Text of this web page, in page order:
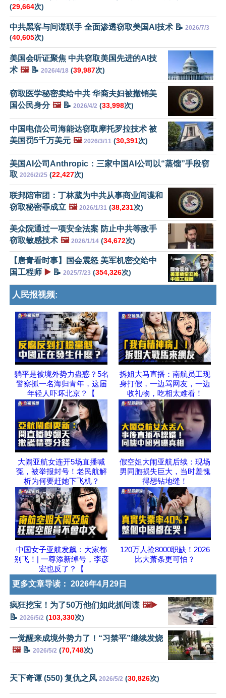
(29,664次)
中共黑客与间谍联手 全面渗透窃取美国AI技术 📝 2026/7/3
(40,605次)
美国会听证聚焦 中共窃取美国先进的AI技
术 🖼️📝 2026/4/18 (39,987次)
窃取医学秘密卖给中共 华裔夫妇被撤销美
国公民身分 🖼️📝 2026/4/2 (33,998次)
中国电信公司海能达窃取摩托罗拉技术 被
美国罚5千万美元 🖼️ 2026/3/11 (30,391次)
美国AI公司Anthropic：三家中国AI公司以“蒸馏”手段窃
取 2026/2/25 (22,427次)
联邦陪审团：丁林葳为中共从事商业间谍和
窃取秘密罪成立 🖼️ 2026/1/31 (38,231次)
美众院通过一项安全法案 防止中共等敌手
窃取敏感技术 🖼️ 2026/1/14 (34,672次)
【唐青看时事】国会震怒 美军机密交给中
国工程师 ▶️ 📝 2025/7/23 (354,326次)
人民报视频:
躺平是被境外势力蛊惑？5名
警察抓一名海归青年，这届
年轻人吓坏北京？【
拆姐大马直播：南航员工现
身打假，一边骂网友，一边
收礼物，吃相太难看！
大闹亚航女连开5场直播喊
冤，被举报封号！老民航解
析为何要赶她下飞机？
假空姐大闹亚航后续：现场
男同胞损失巨大，当时羞愧
得想钻地缝！
中国女子亚航发飙：大家都
别飞！| 一尊添新绰号，李彦
宏也反了？【
120万人抢8000职缺！2026
比大萧条更可怕？
更多文章导读： 2026年4月29日
疯狂挖宝！为了50万他们如此抓间谍 🖼️▶️
📝 2026/5/2 (103,330次)
一觉醒来成境外势力了！“习禁平”继续发烧
🖼️📝 2026/5/2 (70,748次)
天下奇谭 (550) 复仇之风 2026/5/2 (30,826次)